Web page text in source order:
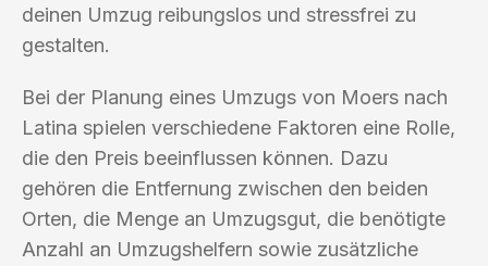
deinen Umzug reibungslos und stressfrei zu
gestalten.
Bei der Planung eines Umzugs von Moers nach
Latina spielen verschiedene Faktoren eine Rolle,
die den Preis beeinflussen können. Dazu
gehören die Entfernung zwischen den beiden
Orten, die Menge an Umzugsgut, die benötigte
Anzahl an Umzugshelfern sowie zusätzliche